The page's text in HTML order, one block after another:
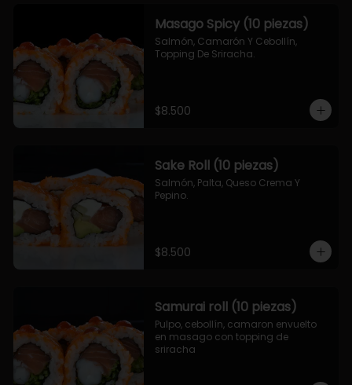
Masago Spicy (10 piezas)
Salmón, Camarón Y Cebollín,
Topping De Sriracha.
$8.500
Sake Roll (10 piezas)
Salmón, Palta, Queso Crema Y
Pepino.
$8.500
Samurai roll (10 piezas)
Pulpo, cebollín, camaron envuelto
en masago con topping de
sriracha